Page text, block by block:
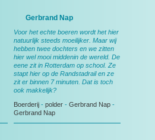
Gerbrand Nap
Voor het echte boeren wordt het hier
natuurlijk steeds moeilijker. Maar wij
hebben twee dochters en we zitten
hier wel mooi middenin de wereld. De
eene zit in Rotterdam op school. Ze
stapt hier op de Randstadrail en ze
zit er binnen 7 minuten. Dat is toch
ook makkelijk?
Boerderij - polder - Gerbrand Nap -
Gerbrand Nap